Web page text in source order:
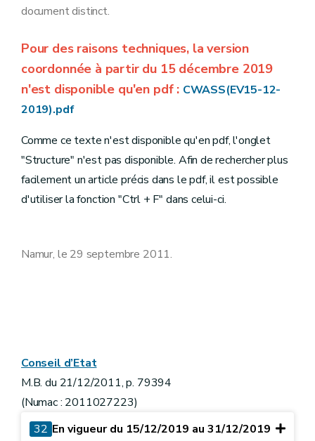
document distinct.
Pour des raisons techniques, la version
coordonnée à partir du 15 décembre 2019
n'est disponible qu'en pdf : CWASS(EV15-12-
2019).pdf
Comme ce texte n'est disponible qu'en pdf, l'onglet
"Structure" n'est pas disponible. Afin de rechercher plus
facilement un article précis dans le pdf, il est possible
d'utiliser la fonction "Ctrl + F" dans celui-ci.
Namur, le 29 septembre 2011.
Conseil d’Etat
M.B. du 21/12/2011, p. 79394
(Numac : 2011027223)
32 En vigueur du 15/12/2019 au 31/12/2019